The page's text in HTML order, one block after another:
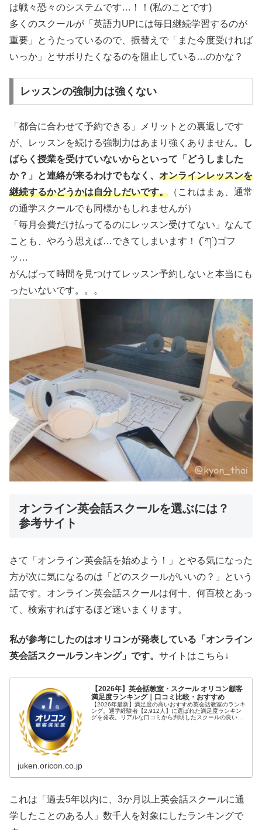
は戦々恐々のシステムです…！！(私のことです)
多くのスクールが「英語力UPには毎日継続学習するのが
重要」とうたっているので、振替えで「また今度受ければ
いっか」とサボりたくなるのを阻止している…のかな？
レッスンの強制力は強くない
「都合に合わせて予約できる」メリットとの裏返しです
が、レッスンを続ける強制力はあまり強くありません。
し
ばらく授業を受けていないからといって「どうしました
か？」と連絡が来るわけでもなく、 オンラインレッスンを
継続するかどうかは自分しだいです。 （これはまぁ、通常
の通学スクールでも同様かもしれませんが）
「毎月会費だけ払ってるのにレッスン受けてない」なんて
ことも、やろう思えば…できてしまいます！ (´ཀ`)ゴフ
ッ…
がんばって時間を見つけてレッスン予約しないと本当にも
ったいないです。。。
オンライン英会話スクールを選ぶには？
参考サイト
さて「オンライン英会話を始めよう！」とやる気になった
方が次に気になるのは「どのスクールがいいの？」という
話です。オンライン英会話スクールは何十、何百校とあっ
て、検索すればするほど迷いまくります。
私が参考にしたのはオリコンが発表している「オンライン
英会話スクールランキング」です。 サイトはこちら↓
【2026年】英会話教室・スクール オリコン顧客
満足度ランキング｜口コミ比較・おすすめ
【2026年最新】満足度の高いおすすめ英会話教室のランキ
ング。通学経験者【2,912人】に選ばれた満足度ランキン
グを発表。リアルな口コミから判明したスクールの良い
juken.oricon.co.jp
これは「過去5年以内に、3か月以上英会話スクールに通
学したことのある人」数千人を対象にしたランキングで